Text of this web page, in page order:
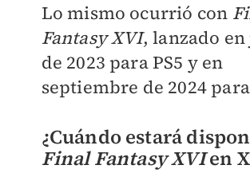
Lo mismo ocurrió con
Fantasy XVI, lanzado
de 2023 para PS5 y en
septiembre de 2024
¿Cuándo estará
Final Fantasy XVIen